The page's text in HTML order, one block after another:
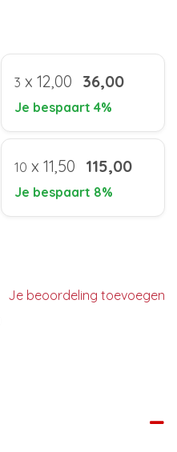
3 x 12,00 36,00
Je bespaart 4%
10 x 11,50 115,00
Je bespaart 8%
Je beoordeling toevoegen